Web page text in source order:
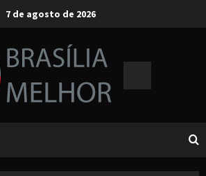
7 de agosto de 2026